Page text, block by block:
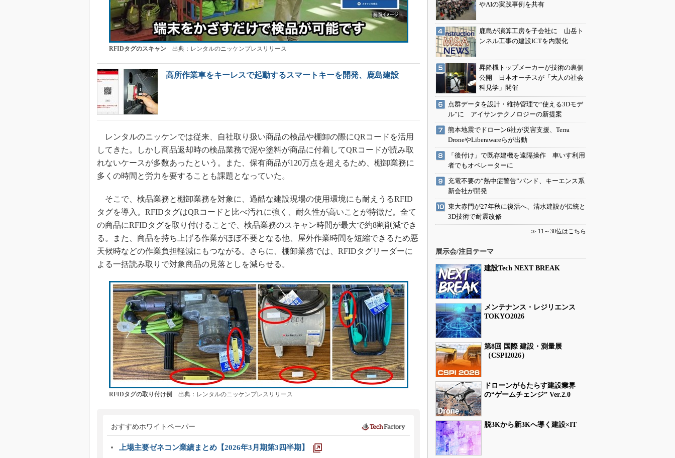
RFIDタグのスキャン出典：レンタルのニッケンプレスリリース
高所作業車をキーレスで起動するスマートキーを開発、鹿島建設
レンタルのニッケンでは従来、自社取り扱い商品の検品や棚卸の際にQRコードを活用
してきた。しかし商品返却時の検品業務で泥や塗料が商品に付着してQRコードが読み取
れないケースが多数あったという。また、保有商品が120万点を超えるため、棚卸業務に
多くの時間と労力を要することも課題となっていた。
そこで、検品業務と棚卸業務を対象に、過酷な建設現場の使用環境にも耐えうるRFID
タグを導入。RFIDタグはQRコードと比べ汚れに強く、耐久性が高いことが特徴だ。全て
の商品にRFIDタグを取り付けることで、検品業務のスキャン時間が最大で約8割削減でき
る。また、商品を持ち上げる作業がほぼ不要となる他、屋外作業時間を短縮できるため悪
天候時などの作業負担軽減にもつながる。さらに、棚卸業務では、RFIDタグリーダーに
よる一括読み取りで対象商品の見落としを減らせる。
RFIDタグの取り付け例 出典：レンタルのニッケンプレスリリース
おすすめホワイトペーパー
上場主要ゼネコン業績まとめ【2026年3月期第3四半期】
やAIの実践事例を共有
鹿島が演算工房を子会社に 山岳ト
ンネル工事の建設ICTを内製化
昇降機トップメーカーが技術の裏側
公開 日本オーチスが「大人の社会
科見学」開催
点群データを設計・維持管理で“使える3Dモデ
ル”に アイサンテクノロジーの新提案
熊本地震でドローン6社が災害支援、Terra
DroneやLiberawareらが出動
「後付け」で既存建機を遠隔操作 車いす利用
者でもオペレーターに
充電不要の“熱中症警告”バンド、キーエンス系
新会社が開発
東大赤門が27年秋に復活へ、清水建設が伝統と
3D技術で耐震改修
≫ 11～30位はこちら
展示会/注目テーマ
建設Tech NEXT BREAK
メンテナンス・レジリエンス
TOKYO2026
第8回 国際 建設・測量展
（CSPI2026）
ドローンがもたらす建設業界
の“ゲームチェンジ” Ver.2.0
脱3Kから新3Kへ導く建設×IT